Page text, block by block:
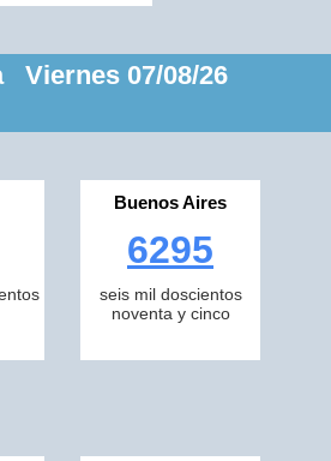
Viernes 07/08/26
Buenos Aires
6295
seis mil doscientos
noventa y cinco